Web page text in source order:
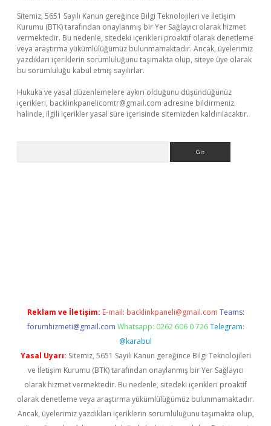
Sitemiz, 5651 Sayılı Kanun gereğince Bilgi Teknolojileri ve İletişim
Kurumu (BTK) tarafından onaylanmış bir Yer Sağlayıcı olarak hizmet
vermektedir. Bu nedenle, sitedeki içerikleri proaktif olarak denetleme
veya araştırma yükümlülüğümüz bulunmamaktadır. Ancak, üyelerimiz
yazdıkları içeriklerin sorumluluğunu taşımakta olup, siteye üye olarak
bu sorumluluğu kabul etmiş sayılırlar.
Hukuka ve yasal düzenlemelere aykırı olduğunu düşündüğünüz
içerikleri, backlinkpanelicomtr@gmail.com adresine bildirmeniz
halinde, ilgili içerikler yasal süre içerisinde sitemizden kaldırılacaktır.
Reklam ve İletişim: E-mail: backlinkpaneli@gmail.com Teams:
forumhizmeti@gmail.com Whatsapp: 0262 606 0 726 Telegram:
@karabul
Yasal Uyarı: Sitemiz, 5651 Sayılı Kanun gereğince Bilgi Teknolojileri
ve İletişim Kurumu (BTK) tarafından onaylanmış bir Yer Sağlayıcı
olarak hizmet vermektedir. Bu nedenle, sitedeki içerikleri proaktif
olarak denetleme veya araştırma yükümlülüğümüz bulunmamaktadır.
Ancak, üyelerimiz yazdıkları içeriklerin sorumluluğunu taşımakta olup,